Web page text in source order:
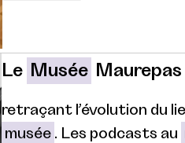
Le Musée Maurepas
retraçant l’évolution du
musée . Les podcasts au